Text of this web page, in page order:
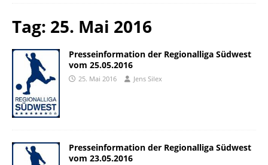
Tag: 25. Mai 2016
Presseinformation der Regionalliga Südwest
vom 25.05.2016
25. Mai 2016 Jens Silex
Presseinformation der Regionalliga Südwest
vom 23.05.2016